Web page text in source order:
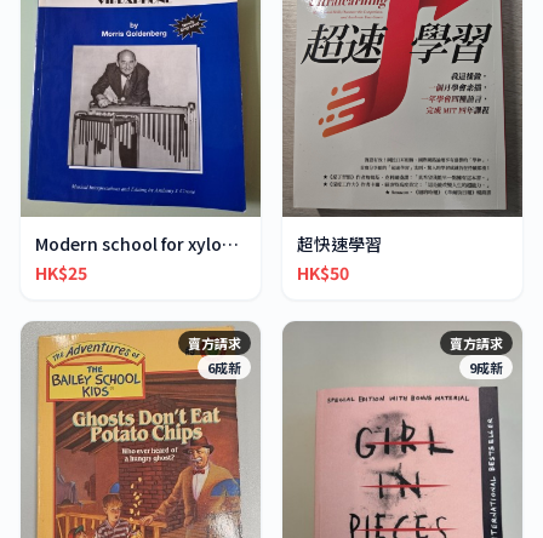
Modern school for xylophone marimba vibraphone
HK$25
超快速學習
HK$50
賣方請求
6成新
賣方請求
9成新